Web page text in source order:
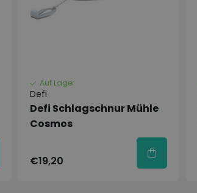
Auf Lager
Defi
Defi Schlagschnur Mühle
Cosmos
€19,20